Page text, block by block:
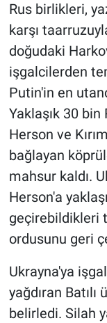
Rus birlikleri,
karşı
doğudaki
işgalcilerden
Putin'in en
Yaklaşık 30 bin
Herson ve
bağlayan
mahsur kaldı.
Herson'a
geçirebildikleri
ordusunu geri
Ukrayna'ya
yağdıran Batılı
belirledi. Silah